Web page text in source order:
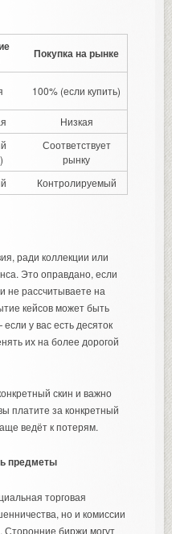
Покупка на рынке
100% (если купить)
Низкая
Соответствует
рынку
Контролируемый
ради коллекции или
Это оправдано, если
не рассчитываете на
кейсов может быть
у вас есть десяток
их на более дорогой
скин и важно
платите за конкретный
ведёт к потерям.
предметы
торговая
но и комиссии
биржи могут